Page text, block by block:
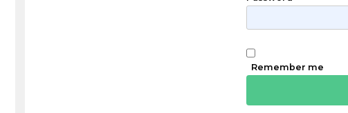
Remember me